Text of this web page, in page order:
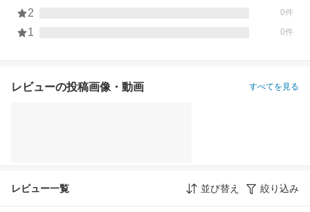
2 0件
1 0件
レビューの投稿画像・動画 すべてを見る
レビュー一覧 並び替え 絞り込み